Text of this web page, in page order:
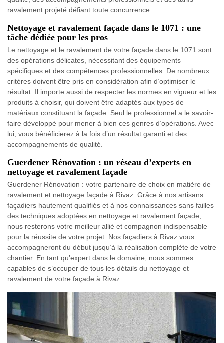
ravalement projeté défiant toute concurrence.
Nettoyage et ravalement façade dans le 1071 : une
tâche dédiée pour les pros
Le nettoyage et le ravalement de votre façade dans le 1071 sont
des opérations délicates, nécessitant des équipements
spécifiques et des compétences professionnelles. De nombreux
critères doivent être pris en considération afin d’optimiser le
résultat. Il importe aussi de respecter les normes en vigueur et les
produits à choisir, qui doivent être adaptés aux types de
matériaux constituant la façade. Seul le professionnel a le savoir-
faire développé pour mener à bien ces genres d’opérations. Avec
lui, vous bénéficierez à la fois d’un résultat garanti et des
accompagnements de qualité.
Guerdener Rénovation : un réseau d’experts en
nettoyage et ravalement façade
Guerdener Rénovation : votre partenaire de choix en matière de
ravalement et nettoyage façade à Rivaz. Grâce à nos artisans
façadiers hautement qualifiés et à nos connaissances sans failles
des techniques adoptées en nettoyage et ravalement façade,
nous resterons votre meilleur allié et compagnon indispensable
pour la réussite de votre projet. Nos façadiers à Rivaz vous
accompagneront du début jusqu’à la réalisation complète de votre
chantier. En tant qu’expert dans le domaine, nous sommes
capables de s’occuper de tous les détails du nettoyage et
ravalement de votre façade à Rivaz.